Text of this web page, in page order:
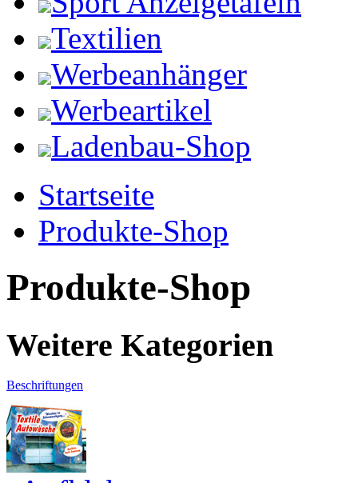
Textilien
Werbeanhänger
Werbeartikel
Ladenbau-Shop
Startseite
Produkte-Shop
Produkte-Shop
Weitere Kategorien
Beschriftungen